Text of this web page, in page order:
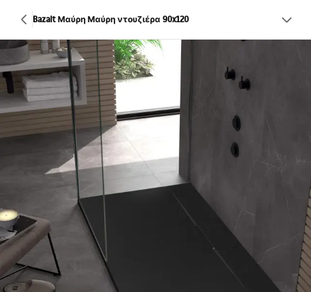
Bazalt Μαύρη Μαύρη ντουζιέρα 90x120